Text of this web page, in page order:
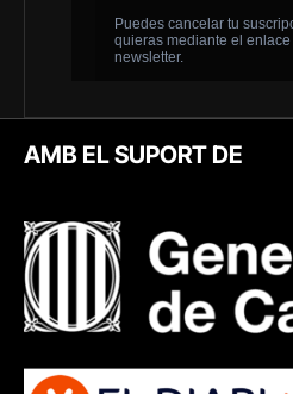
AMB EL SUPORT DE